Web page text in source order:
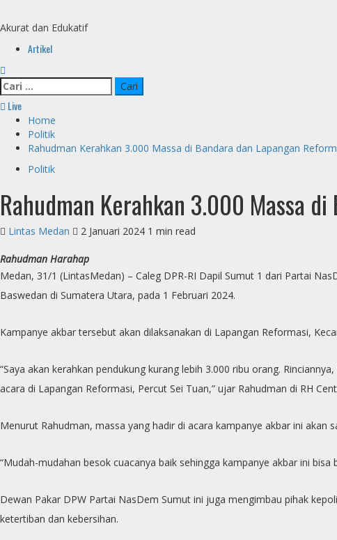
content
Akurat dan Edukatif
PrimaryArtikel
Cari
untuk:
Live
Home
Politik
Rahudman Kerahkan 3.000 Massa di Bandara dan Lapangan
Politik
Rahudman Kerahkan 3.000 Massa
Lintas Medan 2 Januari 2024 1 min read
Rahudman Harahap
Medan, 31/1 (LintasMedan) – Caleg DPR-RI Dapil Sumut 1 dari Partai
Baswedan di Sumatera Utara, pada 1 Februari 2024.
Kampanye akbar tersebut akan dilaksanakan di Lapangan Reformasi,
“Saya akan kerahkan pendukung kurang lebih 3.000 ribu orang.
acara di Lapangan Reformasi, Percut Sei Tuan,” ujar Rahudman di RH
Menurut Rahudman, massa yang hadir di acara kampanye akbar ini
“Mudah-mudahan besok cuacanya baik sehingga kampanye akbar ini bisa
Dewan Pakar DPW Partai NasDem Sumut ini juga mengimbau pihak
ketertiban dan kebersihan.